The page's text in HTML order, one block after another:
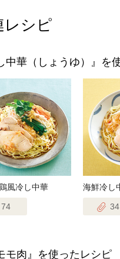
レシピ
中華（しょうゆ）』を
風冷し中華
74
海鮮冷し
34
モ肉』を使ったレシピ